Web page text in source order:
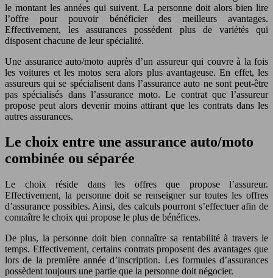
le montant les années qui suivent. La personne doit alors bien lire
l’offre pour pouvoir bénéficier des meilleurs avantages.
Effectivement, les assurances possèdent plus de variétés qui
disposent chacune de leur spécialité.
Une assurance auto/moto auprès d’un assureur qui couvre à la fois
les voitures et les motos sera alors plus avantageuse. En effet, les
assureurs qui se spécialisent dans l’assurance auto ne sont peut-être
pas spécialisés dans l’assurance moto. Le contrat que l’assureur
propose peut alors devenir moins attirant que les contrats dans les
autres assurances.
Le choix entre une assurance auto/moto
combinée ou séparée
Le choix réside dans les offres que propose l’assureur.
Effectivement, la personne doit se renseigner sur toutes les offres
d’assurance possibles. Ainsi, des calculs pourront s’effectuer afin de
connaître le choix qui propose le plus de bénéfices.
De plus, la personne doit bien connaître sa rentabilité à travers le
temps. Effectivement, certains contrats proposent des avantages que
lors de la première année d’inscription. Les formules d’assurances
possèdent toujours une partie que la personne doit négocier.